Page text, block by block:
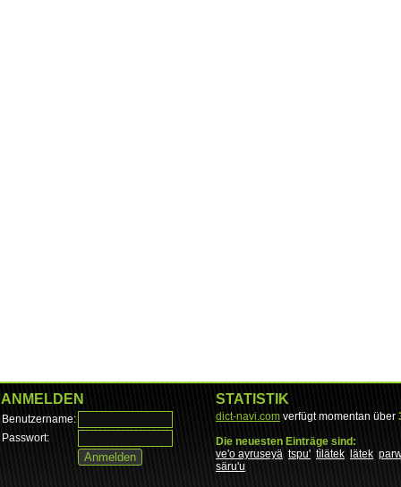
ANMELDEN
Benutzername:
Passwort:
STATISTIK
dict-navi.com verfügt momentan über
Die neuesten Einträge sind:
ve'o ayruseyä tspu' tìlätek lätek
säru'u